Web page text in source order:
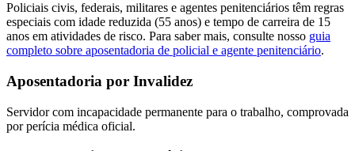
Policiais civis, federais, militares e agentes penitenciários têm regras
especiais com idade reduzida (55 anos) e tempo de carreira de 15
anos em atividades de risco. Para saber mais, consulte nosso guia
completo sobre aposentadoria de policial e agente penitenciário.
Aposentadoria por Invalidez
Servidor com incapacidade permanente para o trabalho, comprovada
por perícia médica oficial.